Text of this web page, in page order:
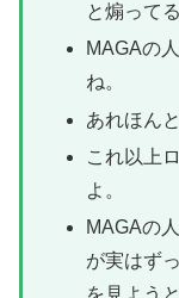
と煽って
MAGAの
ね。
あれほん
これ以上
よ。
MAGAの
が実はず
を見よう